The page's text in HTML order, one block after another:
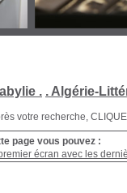
. . Algérie-
votre recherche,
page vous pouvez :
écran avec les